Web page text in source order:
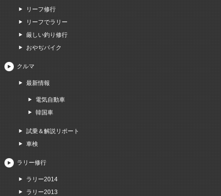
リーフ修行
リーフでラリー
厳しい釣り修行
おやぢバイク
クルマ
最新情報
電気自動車
韓国車
試乗＆解説リポート
車検
ラリー修行
ラリー2014
ラリー2013